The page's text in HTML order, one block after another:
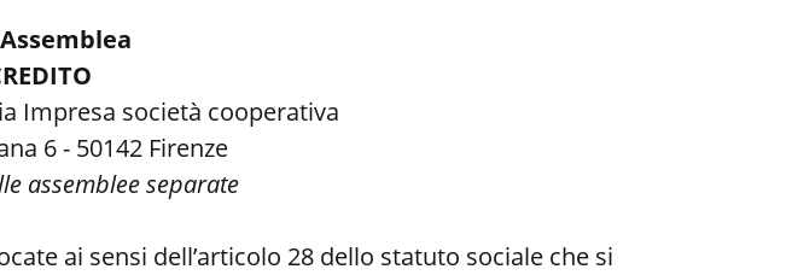
Impresa società cooperativa
6 - 50142 Firenze
assemblee separate
ai sensi dell’articolo 28 dello statuto sociale che si